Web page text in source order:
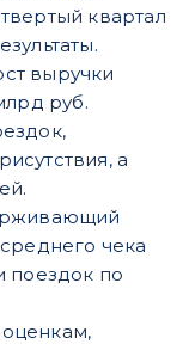
квартал
выручки
руб.
а
чека
поездок по